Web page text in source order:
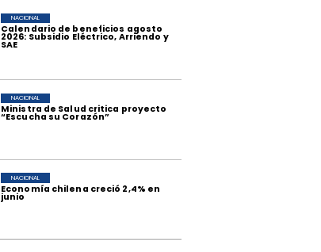
Calendario de beneficios agosto
2026: Subsidio Eléctrico, Arriendo y
SAE
NACIONAL
Ministra de Salud critica proyecto
“Escucha su Corazón”
NACIONAL
Economía chilena creció 2,4% en
junio
NACIONAL